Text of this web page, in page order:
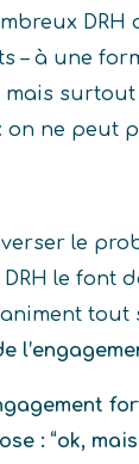
DRH
– à une
ne peut
le
le font
: “ok,